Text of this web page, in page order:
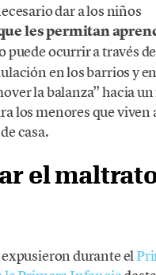
dar a los niños
les permitan
puede ocurrir a través
en los barrios y
la balanza” hacia
los menores que viven
casa.
el
expusieron durante el